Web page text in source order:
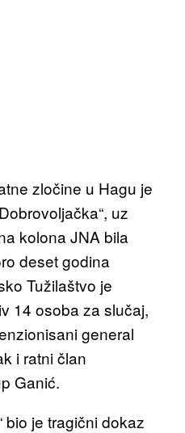
zločine u Hagu je
uz
kolona JNA bila
deset godina
Tužilaštvo je
14 osoba za slučaj,
general
i ratni član
Ganić.
bio je tragični dokaz